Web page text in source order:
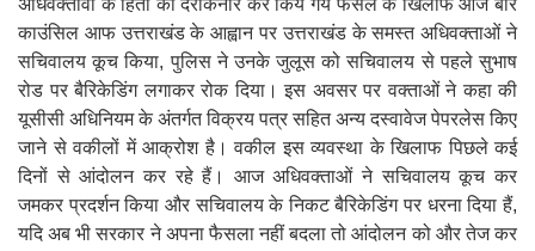
अधिवक्तावों के हितों को दरकिनार कर किये गये फैसले के खिलाफ आज बार
काउंसिल आफ उत्तराखंड के आह्वान पर उत्तराखंड के समस्त अधिवक्ताओं ने
सचिवालय कूच किया, पुलिस ने उनके जुलूस को सचिवालय से पहले सुभाष
रोड पर बैरिकेडिंग लगाकर रोक दिया। इस अवसर पर वक्ताओं ने कहा की
यूसीसी अधिनियम के अंतर्गत विक्रय पत्र सहित अन्य दस्वावेज पेपरलेस किए
जाने से वकीलों में आक्रोश है। वकील इस व्यवस्था के खिलाफ पिछले कई
दिनों से आंदोलन कर रहे हैं। आज अधिवक्ताओं ने सचिवालय कूच कर
जमकर प्रदर्शन किया और सचिवालय के निकट बैरिकेडिंग पर धरना दिया हैं,
यदि अब भी सरकार ने अपना फैसला नहीं बदला तो आंदोलन को और तेज कर